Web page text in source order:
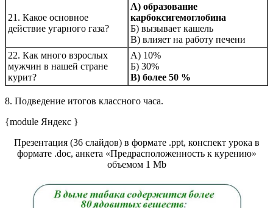
21. Какое основное
действие угарного газа?
А) образование
карбоксигемоглобина
Б) вызывает кашель
В) влияет на работу печени
22. Как много взрослых
мужчин в нашей стране
курит?
А) 10%
Б) 30%
В) более 50 %
8. Подведение итогов классного часа.
{module Яндекс }
Презентация (36 слайдов) в формате .ppt, конспект урока в
формате .doc, анкета «Предрасположенность к курению»
объемом 1 Mb